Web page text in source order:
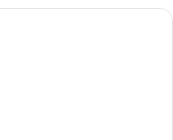
Ett modernt hotellrum med en stor